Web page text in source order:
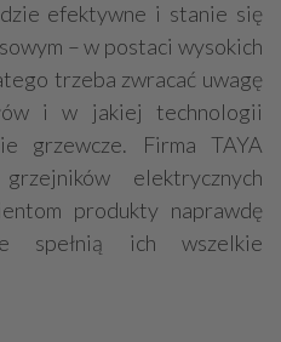
efektywne i stanie się
– w postaci wysokich
trzeba zwracać uwagę
i w jakiej technologii
grzewcze. Firma TAYA
elektrycznych
produkty naprawdę
spełnią ich wszelkie